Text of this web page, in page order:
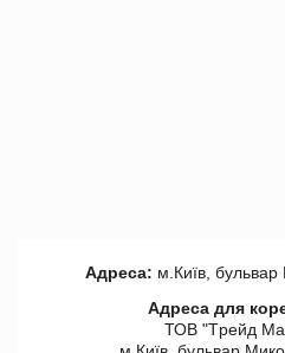
Адреса: м.Київ,
Адреса для
ТОВ "Tрейд